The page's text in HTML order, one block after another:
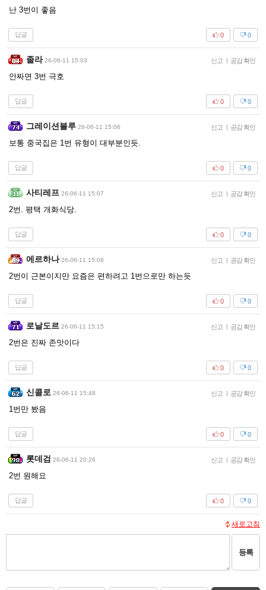
난 3번이 좋음
답글 0
0
졸라 26-06-11 15:03 신고 공감 확인
안짜면 3번 극호
답글 0
0
그레이션블루 26-06-11 15:06 신고 공감 확인
보통 중국집은 1번 유형이 대부분인듯.
답글 0
0
사티레프 26-06-11 15:07 신고 공감 확인
2번. 평택 개화식당.
답글 0
0
에르하나 26-06-11 15:08 신고 공감 확인
2번이 근본이지만 요즘은 편하려고 1번으로만 하는듯
답글 0
0
로날도르 26-06-11 15:15 신고 공감 확인
2번은 진짜 존맛이다
답글 0
0
신콜로 26-06-11 15:48 신고 공감 확인
1번만 봤음
답글 0
0
롯데검 26-06-11 20:26 신고 공감 확인
2번 원해요
답글 0
0
새로고침
등록